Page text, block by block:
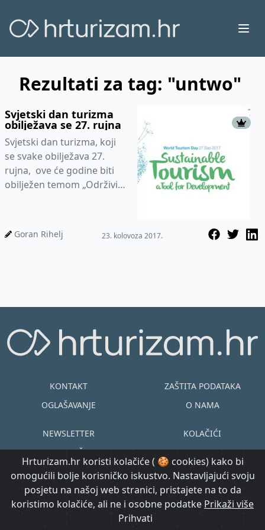
Rezultati za tag: "untwo"
Svjetski dan turizma
obilježava se 27. rujna
Svjetski dan turizma, koji
se svake obilježava 27.
rujna, ove će godine biti
obilježen temom „Održivi
Goran Rihelj 23. kolovoza 2017.
Hrturizam.hr koristi kolačiće ( 🍪 cookies) kako bi
omogućili bolje korisničko iskustvo. Nastavljajući svoju
posjetu na našoj web stranici, pristajete na to da
koristimo kolačiće, ali ne i osobne podatke Prikaži više
Prihvati
KONTAKT
OGLAŠAVANJE
ZAŠTITA PODATAKA
O NAMA
NEWSLETTER
UVJETI KORIŠTENJA
KOLAČIĆI
EN HR
© Copyright
2015.-2026.
@ Created by
Morgan Code
Prijavi se